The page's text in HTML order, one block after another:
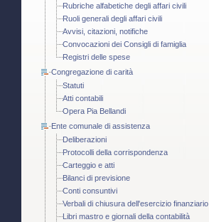
Rubriche alfabetiche degli affari civili
Ruoli generali degli affari civili
Avvisi, citazioni, notifiche
Convocazioni dei Consigli di famiglia
Registri delle spese
Congregazione di carità
Statuti
Atti contabili
Opera Pia Bellandi
Ente comunale di assistenza
Deliberazioni
Protocolli della corrispondenza
Carteggio e atti
Bilanci di previsione
Conti consuntivi
Verbali di chiusura dell'esercizio finanziario
Libri mastro e giornali della contabilità